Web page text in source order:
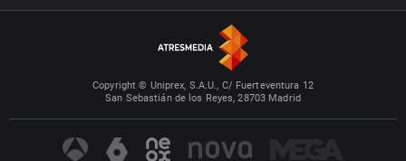
Copyright © Uniprex, S.A.U., C/ Fuerteventura 12
San Sebastián de los Reyes, 28703 Madrid